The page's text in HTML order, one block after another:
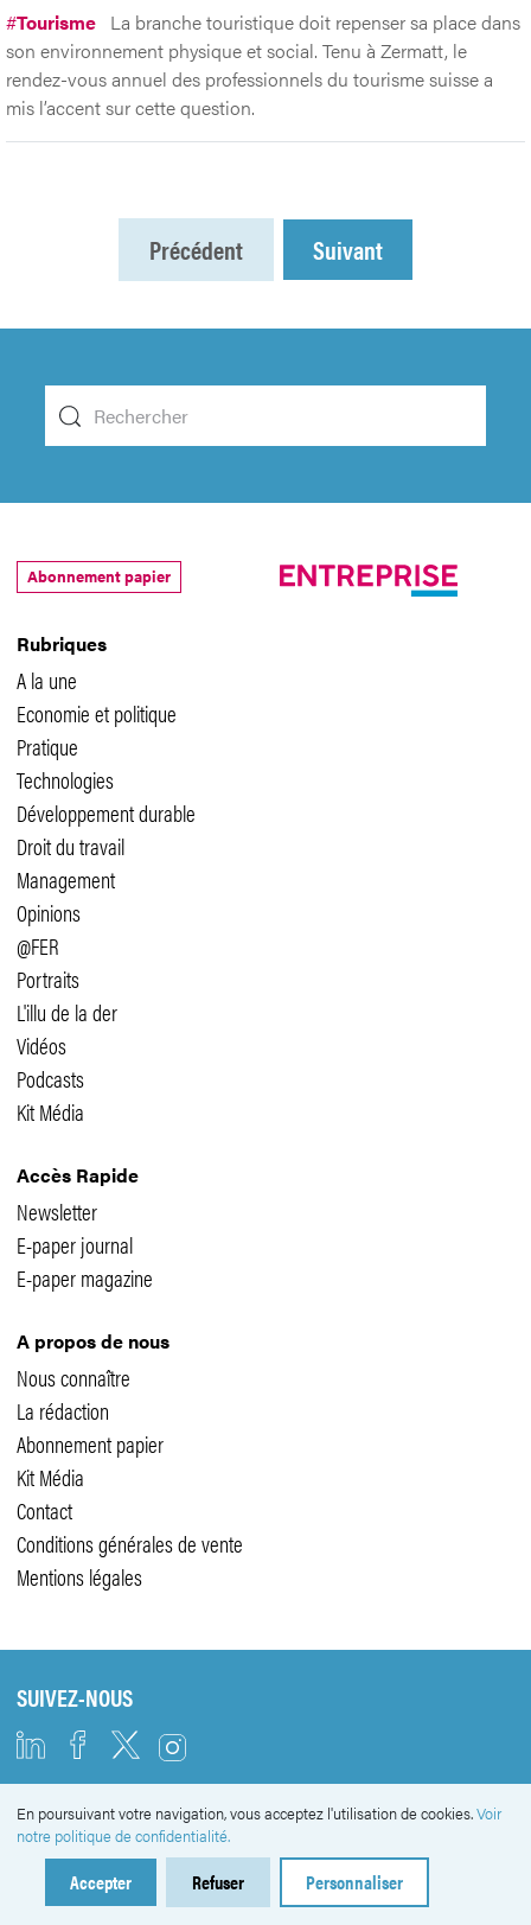
#Tourisme La branche touristique doit repenser sa place dans
son environnement physique et social. Tenu à Zermatt, le
rendez-vous annuel des professionnels du tourisme suisse a
mis l’accent sur cette question.
Précédent Suivant
Rubriques
A la une
Economie et politique
Pratique
Technologies
Développement durable
Droit du travail
Management
Opinions
@FER
Portraits
L'illu de la der
Vidéos
Podcasts
Kit Média
Accès Rapide
Newsletter
E-paper journal
E-paper magazine
A propos de nous
Nous connaître
La rédaction
Abonnement papier
Kit Média
Contact
Conditions générales de vente
Mentions légales
Abonnement papier
SUIVEZ-NOUS
NEWSLETTER
En poursuivant votre navigation, vous acceptez l'utilisation de cookies.Voir
notre politique de confidentialité.
Accepter Refuser Personnaliser